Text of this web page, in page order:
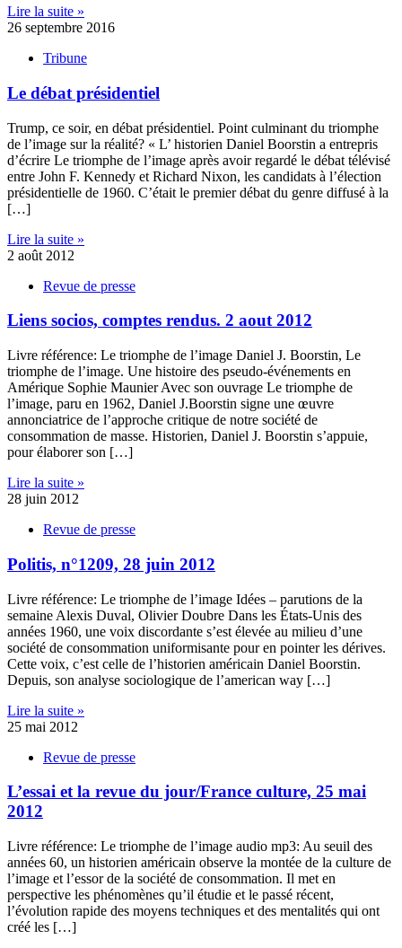
Lire la suite »
26 septembre 2016
Tribune
Le débat présidentiel
Trump, ce soir, en débat présidentiel. Point culminant du triomphe
de l’image sur la réalité? « L’ historien Daniel Boorstin a entrepris
d’écrire Le triomphe de l’image après avoir regardé le débat télévisé
entre John F. Kennedy et Richard Nixon, les candidats à l’élection
présidentielle de 1960. C’était le premier débat du genre diffusé à la
[…]
Lire la suite »
2 août 2012
Revue de presse
Liens socios, comptes rendus. 2 aout 2012
Livre référence: Le triomphe de l’image Daniel J. Boorstin, Le
triomphe de l’image. Une histoire des pseudo-événements en
Amérique Sophie Maunier Avec son ouvrage Le triomphe de
l’image, paru en 1962, Daniel J.Boorstin signe une œuvre
annonciatrice de l’approche critique de notre société de
consommation de masse. Historien, Daniel J. Boorstin s’appuie,
pour élaborer son […]
Lire la suite »
28 juin 2012
Revue de presse
Politis, n°1209, 28 juin 2012
Livre référence: Le triomphe de l’image Idées – parutions de la
semaine Alexis Duval, Olivier Doubre Dans les États-Unis des
années 1960, une voix discordante s’est élevée au milieu d’une
société de consommation uniformisante pour en pointer les dérives.
Cette voix, c’est celle de l’historien américain Daniel Boorstin.
Depuis, son analyse sociologique de l’american way […]
Lire la suite »
25 mai 2012
Revue de presse
L’essai et la revue du jour/France culture, 25 mai
2012
Livre référence: Le triomphe de l’image audio mp3: Au seuil des
années 60, un historien américain observe la montée de la culture de
l’image et l’essor de la société de consommation. Il met en
perspective les phénomènes qu’il étudie et le passé récent,
l’évolution rapide des moyens techniques et des mentalités qui ont
créé les […]